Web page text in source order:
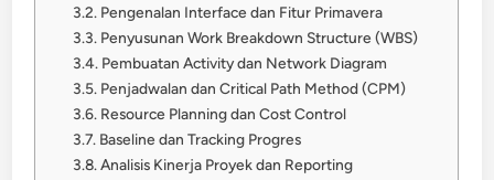
Pengenalan Interface dan Fitur Primavera
Penyusunan Work Breakdown Structure (WBS)
Pembuatan Activity dan Network Diagram
Penjadwalan dan Critical Path Method (CPM)
Resource Planning dan Cost Control
Baseline dan Tracking Progres
Analisis Kinerja Proyek dan Reporting